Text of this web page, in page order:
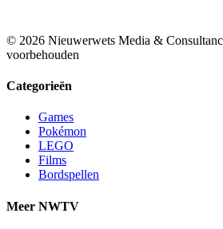
© 2026 Nieuwerwets Media &
voorbehouden
Categorieën
Games
Pokémon
LEGO
Films
Bordspellen
Meer NWTV